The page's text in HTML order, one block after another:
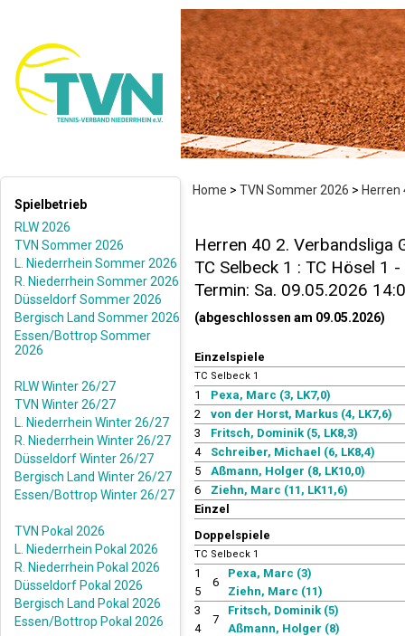
Home > TVN Sommer 2026 > Herren
Spielbetrieb
RLW 2026
TVN Sommer 2026
L. Niederrhein Sommer 2026
R. Niederrhein Sommer 2026
Düsseldorf Sommer 2026
Bergisch Land Sommer 2026
Essen/Bottrop Sommer
2026
RLW Winter 26/27
TVN Winter 26/27
L. Niederrhein Winter 26/27
R. Niederrhein Winter 26/27
Düsseldorf Winter 26/27
Bergisch Land Winter 26/27
Essen/Bottrop Winter 26/27
TVN Pokal 2026
L. Niederrhein Pokal 2026
R. Niederrhein Pokal 2026
Düsseldorf Pokal 2026
Bergisch Land Pokal 2026
Essen/Bottrop Pokal 2026
Herren 40 2. Verbandsliga
TC Selbeck 1 : TC Hösel 1 -
Termin: Sa. 09.05.2026
(abgeschlossen am 09.05.2026)
Einzelspiele
TC Selbeck 1
1
Pexa, Marc (3, LK7,0)
2
von der Horst, Markus (4, LK7,6)
3
Fritsch, Dominik (5, LK8,3)
4
Schreiber, Michael (6, LK8,4)
5
Aßmann, Holger (8, LK10,0)
6
Ziehn, Marc (11, LK11,6)
Einzel
Doppelspiele
TC Selbeck 1
1
5
6
Pexa, Marc (3)
Ziehn, Marc (11)
3
4
7
Fritsch, Dominik (5)
Aßmann, Holger (8)